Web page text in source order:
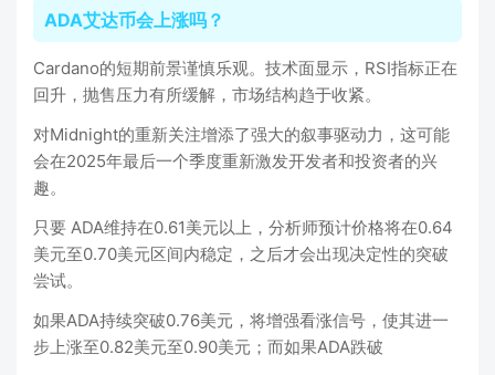
ADA艾达币会上涨吗？
Cardano的短期前景谨慎乐观。技术面显示，RSI指标正在
回升，抛售压力有所缓解，市场结构趋于收紧。
对Midnight的重新关注增添了强大的叙事驱动力，这可能
会在2025年最后一个季度重新激发开发者和投资者的兴
趣。
只要 ADA维持在0.61美元以上，分析师预计价格将在0.64
美元至0.70美元区间内稳定，之后才会出现决定性的突破
尝试。
如果ADA持续突破0.76美元，将增强看涨信号，使其进一
步上涨至0.82美元至0.90美元；而如果ADA跌破